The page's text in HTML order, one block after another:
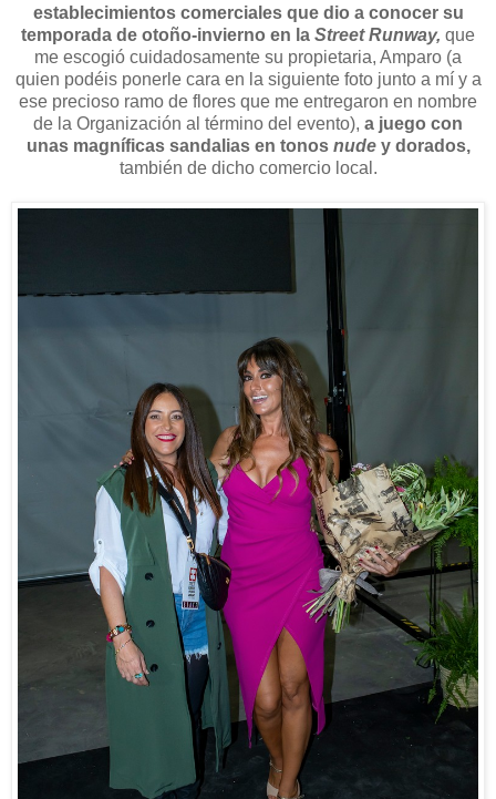
establecimientos comerciales que dio a conocer su
temporada de otoño-invierno en la Street Runway, que
me escogió cuidadosamente su propietaria, Amparo (a
quien podéis ponerle cara en la siguiente foto junto a mí y a
ese precioso ramo de flores que me entregaron en nombre
de la Organización al término del evento), a juego con
unas magníficas sandalias en tonos nudey dorados,
también de dicho comercio local.